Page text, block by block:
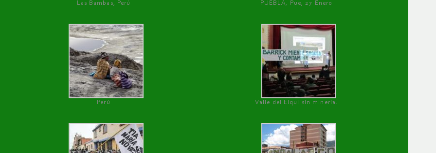
Las Bambas, Perú PUEBLA, Pue, 27 Enero
Perú Valle del Elqui sin minería.